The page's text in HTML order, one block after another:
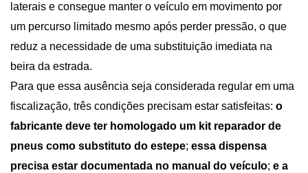
laterais e consegue manter o veículo em movimento por
um percurso limitado mesmo após perder pressão, o que
reduz a necessidade de uma substituição imediata na
beira da estrada.
Para que essa ausência seja considerada regular em uma
fiscalização, três condições precisam estar satisfeitas: o
fabricante deve ter homologado um kit reparador de
pneus como substituto do estepe; essa dispensa
precisa estar documentada no manual do veículo; e a